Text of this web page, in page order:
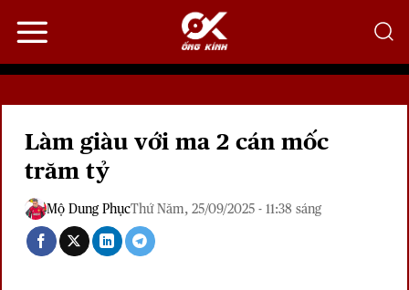
qua
dung
Làm giàu với ma 2 cán mốc
trăm tỷ
Mộ Dung PhụcThứ Năm, 25/09/2025 - 11:38 sáng